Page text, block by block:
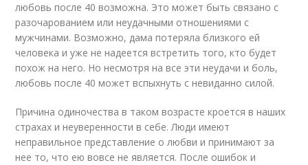
любовь после 40 возможна. Это может быть связано с
разочарованием или неудачными отношениями с
мужчинами. Возможно, дама потеряла близкого ей
человека и уже не надеется встретить того, кто будет
похож на него. Но несмотря на все эти неудачи и боль,
любовь после 40 может вспыхнуть с невиданно силой.
Причина одиночества в таком возрасте кроется в наших
страхах и неуверенности в себе. Люди имеют
неправильное представление о любви и принимают за
нее то, что ею вовсе не является. После ошибок и